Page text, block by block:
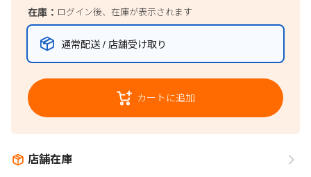
在庫： ログイン後、在庫が表示されます
通常配送 / 店舗受け取り
カートに追加
店舗在庫